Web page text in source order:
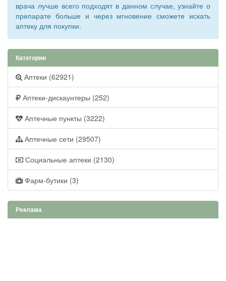
врача лучше всего подходят в данном случае, узнайте о
препарате больше и через мгновение сможете искать
аптеку для покупки.
Категории
Аптеки (62921)
Аптеки-дискаунтеры (252)
Аптечные пункты (3222)
Аптечные сети (29507)
Социальные аптеки (2130)
Фарм-бутики (3)
Реклама